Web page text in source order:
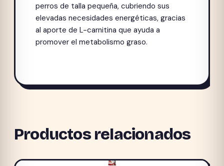
perros de talla pequeña, cubriendo sus
elevadas necesidades energéticas, gracias
al aporte de L-carnitina que ayuda a
promover el metabolismo graso.
Productos relacionados